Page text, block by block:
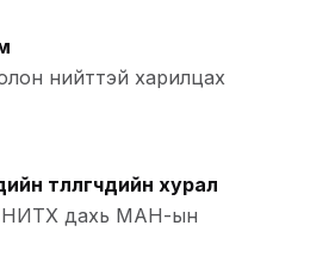
нийттэй харилцах
төлөөлөгчдийн хурал
НИТХ дахь МАН-ын